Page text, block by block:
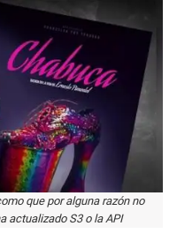
que por alguna razón no
actualizado S3 o la API